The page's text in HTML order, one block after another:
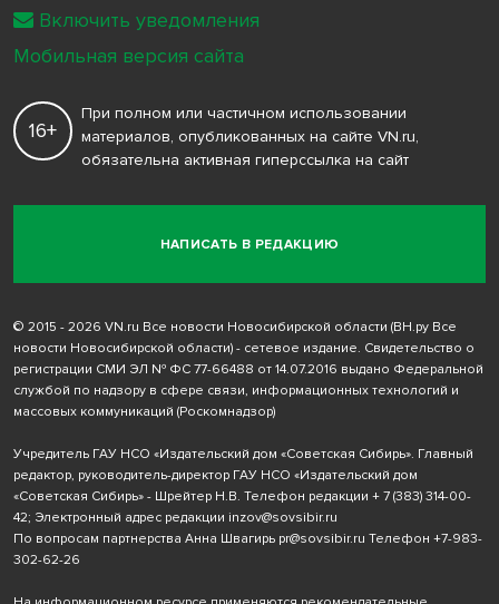
НАПИСАТЬ В РЕДАКЦИЮ
16+
При полном или частичном использовании
материалов, опубликованных на сайте VN.ru,
обязательна активная гиперссылка на сайт
© 2015 - 2026 VN.ru Все новости Новосибирской области (ВН.ру Все
новости Новосибирской области) - сетевое издание. Свидетельство о
регистрации СМИ ЭЛ № ФС 77-66488 от 14.07.2016 выдано Федеральной
службой по надзору в сфере связи, информационных технологий и
массовых коммуникаций (Роскомнадзор)
Учредитель ГАУ НСО «Издательский дом «Советская Сибирь». Главный
редактор, руководитель-директор ГАУ НСО «Издательский дом
«Советская Сибирь» - Шрейтер Н.В. Телефон редакции + 7 (383) 314-00-
42; Электронный адрес редакции inzov@sovsibir.ru
По вопросам партнерства Анна Швагирь pr@sovsibir.ru Телефон +7-983-
302-62-26
Включить уведомления
Мобильная версия сайта